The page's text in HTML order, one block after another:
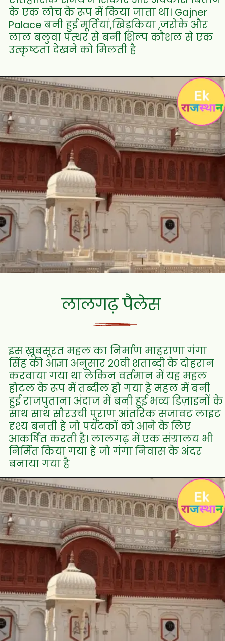
के एक लोच के रूप में किया जाता था। Gajner
Palace बनी हुई मूर्तियां,खिड़किया ,जरोके और
लाल बलुवा पत्थर से बनी शिल्प कौशल से एक
उत्कृष्टता देखने को मिलती है
लालगढ़ पैलेस
इस ख़ूबसूरत महल का निर्माण माहराणा गंगा
सिंह की आज्ञा अनुसार २०वी शताब्दी के दोहरान
करवाया गया था लेकिन वर्तमान में यह महल
होटल के रूप में तब्दील हो गया हे महल में बनी
हुई राजपुताना अंदाज में बनी हुई भव्य डिज़ाइनों के
साथ साथ सौरउची पुराण आंतरिक सजावट लाइट
दृश्य बनती हे जो पर्यटकों को आने के लिए
आकर्षित करती है। लालगढ़ में एक संग्रालय भी
निर्मित किया गया हे जो गंगा निवास के अंदर
बनाया गया है